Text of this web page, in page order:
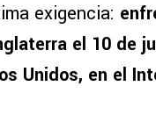
exigencia:
el 10 de
Unidos, en el